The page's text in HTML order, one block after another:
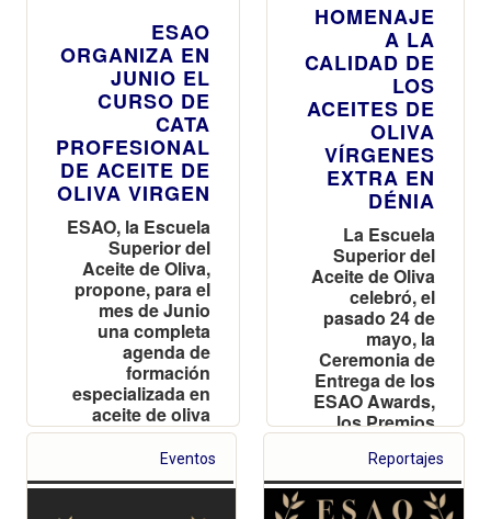
ESAO
ORGANIZA EN
JUNIO EL
CURSO DE
CATA
PROFESIONAL
DE ACEITE DE
OLIVA VIRGEN
ESAO, la Escuela
Superior del
Aceite de Oliva,
propone, para el
mes de Junio
una completa
agenda de
formación
especializada en
aceite de oliva
virgen
HOMENAJE
A LA
CALIDAD DE
LOS
ACEITES DE
OLIVA
VÍRGENES
EXTRA EN
DÉNIA
La Escuela
Superior del
Aceite de Oliva
celebró, el
pasado 24 de
mayo, la
Ceremonia de
Entrega de los
ESAO Awards,
los Premios
a la calidad de
los vírgenes
extra
Eventos Reportajes